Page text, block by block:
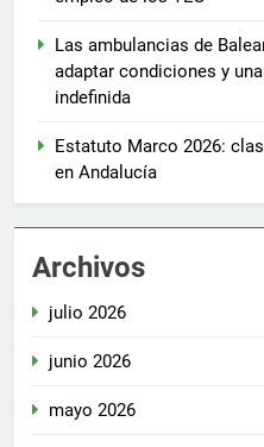
Las ambulancias de
adaptar condiciones y
indefinida
Estatuto Marco 2026:
en Andalucía
Archivos
julio 2026
junio 2026
mayo 2026